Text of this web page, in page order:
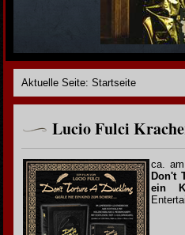
Aktuelle Seite:Startseite
Lucio Fulci
ca.
Don't
ein